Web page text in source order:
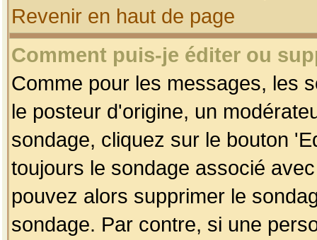
Revenir en haut de page
Comment puis-je éditer ou
Comme pour les messages, les
le posteur d'origine, un
sondage, cliquez sur le bouton
toujours le sondage associé
pouvez alors supprimer le
sondage. Par contre, si une